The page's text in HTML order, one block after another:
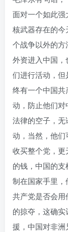
面对一个如此
核武器存在的
个战争以外的
外资进入中国，
们进行活动，
终有一个中国
动，防止他们
法律的空子，
动，当然，他
收买整个党，
的钱，中国的
制在国家手里，
共产党是否会
的掠夺，这确
援，中国对非